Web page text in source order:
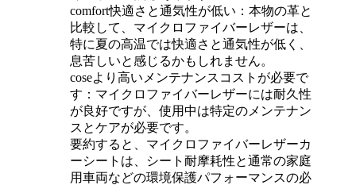
comfort快適さと通気性が低い‌：本物の革と
比較して、マイクロファイバーレザーは、
特に夏の高温では快適さと通気性が低く、
息苦しいと感じるかもしれません。
coseより高いメンテナンスコストが必要で
す‌：マイクロファイバーレザーには耐久性
が良好ですが、使用中は特定のメンテナン
スとケアが必要です。
要約すると、マイクロファイバーレザーカ
ーシートは、シート耐摩耗性と通常の家庭
用車両などの環境保護パフォーマンスの必